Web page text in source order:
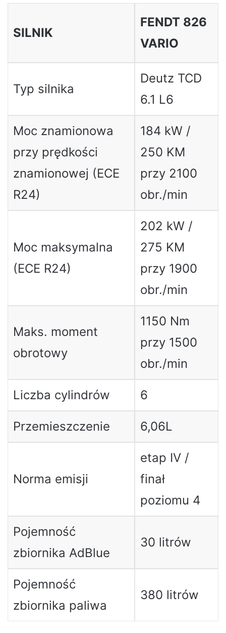
SILNIK
FENDT 826
VARIO
Typ silnika
Deutz TCD
6.1 L6
Moc znamionowa
przy prędkości
znamionowej (ECE
R24)
184 kW /
250 KM
przy 2100
obr./min
Moc maksymalna
(ECE R24)
202 kW /
275 KM
przy 1900
obr./min
Maks. moment
obrotowy
1150 Nm
przy 1500
obr./min
Liczba cylindrów 6
Przemieszczenie 6,06L
Norma emisji
etap IV /
finał
poziomu 4
Pojemność
zbiornika AdBlue
30 litrów
Pojemność
zbiornika paliwa
380 litrów